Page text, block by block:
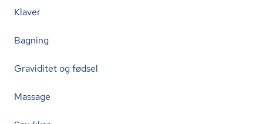
Klaver
Bagning
Graviditet og fødsel
Massage